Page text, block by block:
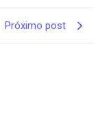
Próximo post